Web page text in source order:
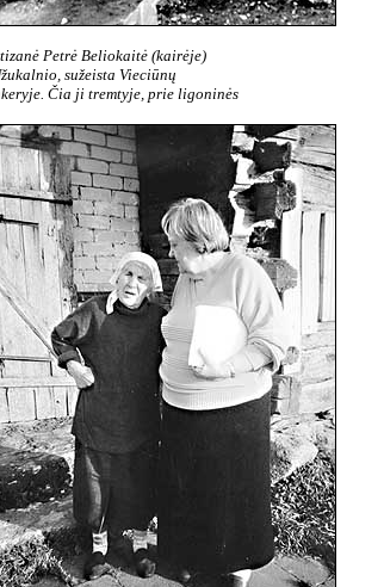
Petrė Beliokaitė (kairėje)
sužeista Vieciūnų
Čia ji tremtyje, prie ligoninės